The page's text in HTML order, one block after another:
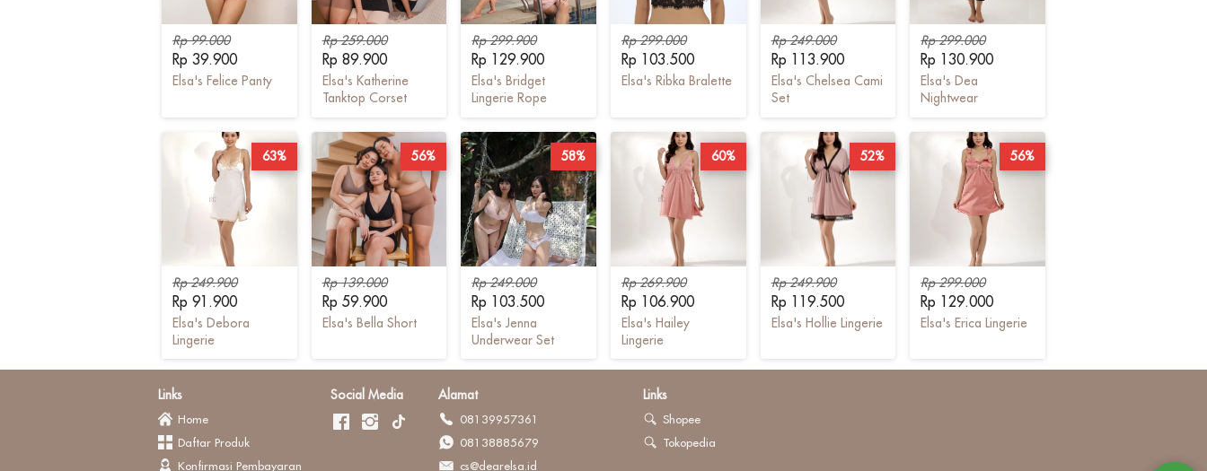
Rp 99.000
Rp 39.900
Elsa's Felice Panty
Rp 259.000
Rp 89.900
Elsa's Katherine
Tanktop Corset
Rp 299.900
Rp 129.900
Elsa's Bridget
Lingerie Rope
Rp 299.000
Rp 103.500
Elsa's Ribka Bralette
Rp 249.000
Rp 113.900
Elsa's Chelsea Cami
Set
Rp 299.000
Rp 130.900
Elsa's Dea
Nightwear
Rp 249.900
Rp 91.900
Elsa's Debora
Lingerie
63%
Rp 139.000
Rp 59.900
Elsa's Bella Short
56%
Rp 249.000
Rp 103.500
Elsa's Jenna
Underwear Set
58%
Rp 269.900
Rp 106.900
Elsa's Hailey
Lingerie
60%
Rp 249.900
Rp 119.500
Elsa's Hollie Lingerie
52%
Rp 299.000
Rp 129.000
Elsa's Erica Lingerie
56%
Links
Home
Daftar Produk
Konfirmasi Pembayaran
Social Media Alamat
08139957361
08138885679
cs@dearelsa.id
Links
Shopee
Tokopedia